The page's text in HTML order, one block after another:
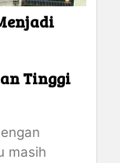
Tinggi
masih